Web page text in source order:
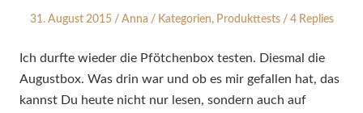
Posted
31. August 2015 Author
Anna
Posted
Kategorien, Produkttests 4 Replies
Ich durfte wieder die Pfötchenbox testen. Diesmal die
Augustbox. Was drin war und ob es mir gefallen hat, das
kannst Du heute nicht nur lesen, sondern auch auf